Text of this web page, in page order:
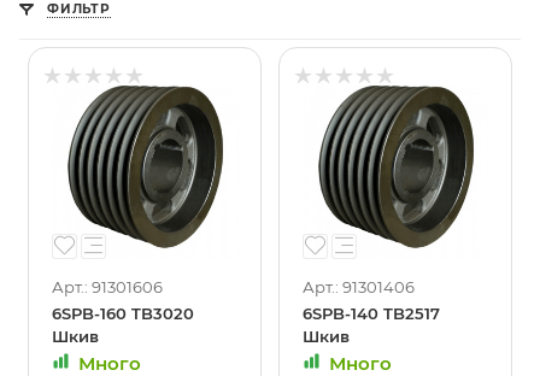
ФИЛЬТР
Арт.: 91301606
6SPB-160 TB3020
Шкив
Много
Арт.: 91301406
6SPB-140 TB2517
Шкив
Много